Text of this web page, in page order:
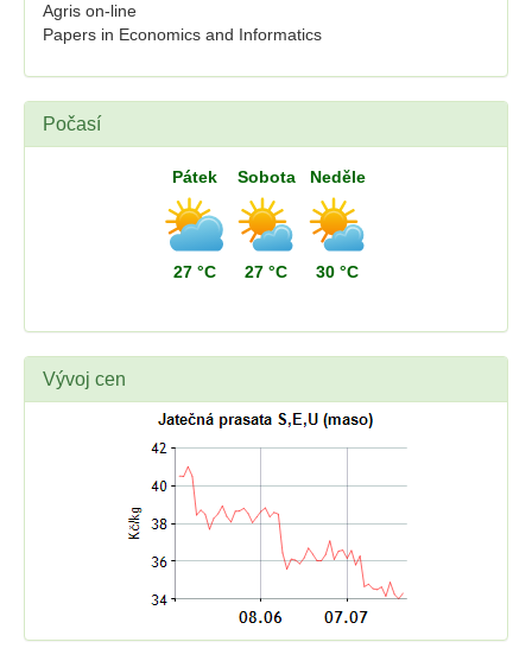
Agris on-line
Papers in Economics and Informatics
Počasí
Pátek
27 °C
Sobota
27 °C
Neděle
30 °C
Vývoj cen